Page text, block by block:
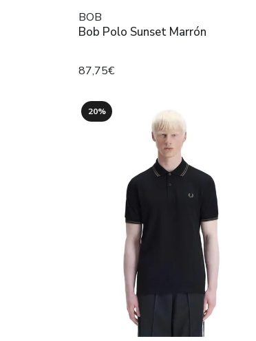
BOB
Bob Polo Sunset Marrón
87,75€
20%